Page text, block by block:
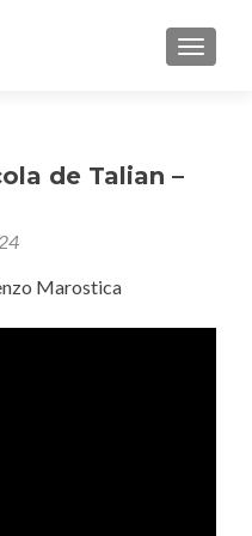
de Talian –
Marostica